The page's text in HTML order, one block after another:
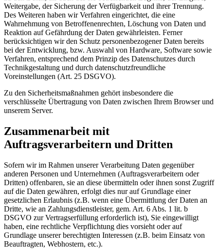
Weitergabe, der Sicherung der Verfügbarkeit und ihrer Trennung.
Des Weiteren haben wir Verfahren eingerichtet, die eine
Wahrnehmung von Betroffenenrechten, Löschung von Daten und
Reaktion auf Gefährdung der Daten gewährleisten. Ferner
berücksichtigen wir den Schutz personenbezogener Daten bereits
bei der Entwicklung, bzw. Auswahl von Hardware, Software sowie
Verfahren, entsprechend dem Prinzip des Datenschutzes durch
Technikgestaltung und durch datenschutzfreundliche
Voreinstellungen (Art. 25 DSGVO).
Zu den Sicherheitsmaßnahmen gehört insbesondere die
verschlüsselte Übertragung von Daten zwischen Ihrem Browser und
unserem Server.
Zusammenarbeit mit
Auftragsverarbeitern und Dritten
Sofern wir im Rahmen unserer Verarbeitung Daten gegenüber
anderen Personen und Unternehmen (Auftragsverarbeitern oder
Dritten) offenbaren, sie an diese übermitteln oder ihnen sonst Zugriff
auf die Daten gewähren, erfolgt dies nur auf Grundlage einer
gesetzlichen Erlaubnis (z.B. wenn eine Übermittlung der Daten an
Dritte, wie an Zahlungsdienstleister, gem. Art. 6 Abs. 1 lit. b
DSGVO zur Vertragserfüllung erforderlich ist), Sie eingewilligt
haben, eine rechtliche Verpflichtung dies vorsieht oder auf
Grundlage unserer berechtigten Interessen (z.B. beim Einsatz von
Beauftragten, Webhostern, etc.).